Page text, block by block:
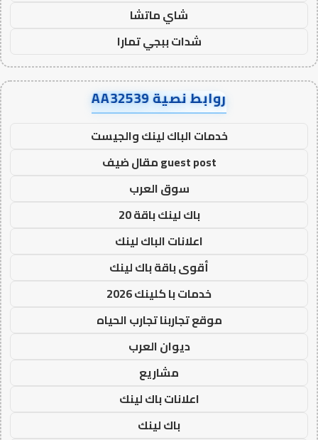
شاي ماتشا
شدات ببجي تمارا
روابط نصية AA32539
خدمات الباك لينك والجيست
guest post مقال ضيف
سوق العرب
باك لينك باقة 20
اعلانات الباك لينك
أقوى باقة باك لينك
خدمات با كلينك 2026
موقع تجاربنا تجارب الحياه
ديوان العرب
مشاريع
اعلانات باك لينك
باك لينك